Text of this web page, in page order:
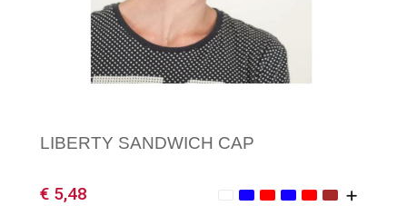
LIBERTY SANDWICH CAP
€ 5,48